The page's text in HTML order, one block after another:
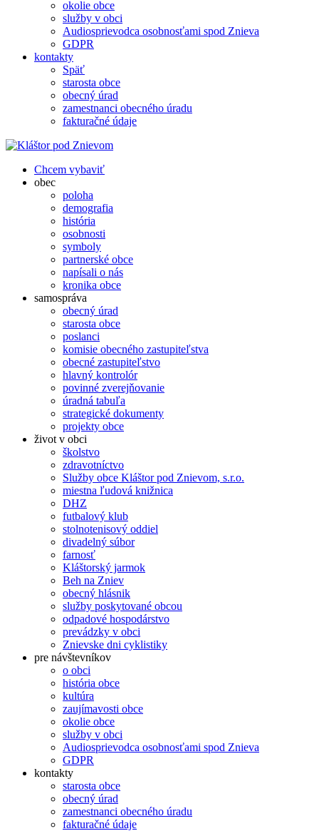
okolie obce
služby v obci
Audiosprievodca osobnosťami spod Znieva
GDPR
kontakty
Späť
starosta obce
obecný úrad
zamestnanci obecného úradu
fakturačné údaje
Chcem vybaviť
obec
poloha
demografia
história
osobnosti
symboly
partnerské obce
napísali o nás
kronika obce
samospráva
obecný úrad
starosta obce
poslanci
komisie obecného zastupiteľstva
obecné zastupiteľstvo
hlavný kontrolór
povinné zverejňovanie
úradná tabuľa
strategické dokumenty
projekty obce
život v obci
školstvo
zdravotníctvo
Služby obce Kláštor pod Znievom, s.r.o.
miestna ľudová knižnica
DHZ
futbalový klub
stolnotenisový oddiel
divadelný súbor
farnosť
Kláštorský jarmok
Beh na Zniev
obecný hlásnik
služby poskytované obcou
odpadové hospodárstvo
prevádzky v obci
Znievske dni cyklistiky
pre návštevníkov
o obci
história obce
kultúra
zaujímavosti obce
okolie obce
služby v obci
Audiosprievodca osobnosťami spod Znieva
GDPR
kontakty
starosta obce
obecný úrad
zamestnanci obecného úradu
fakturačné údaje